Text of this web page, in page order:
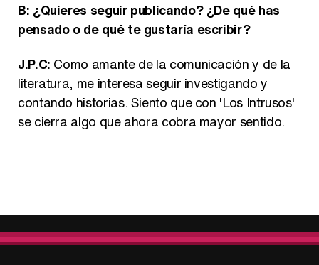
B: ¿Quieres seguir publicando? ¿De qué has
pensado o de qué te gustaría escribir?
J.P.C: Como amante de la comunicación y de la
literatura, me interesa seguir investigando y
contando historias. Siento que con 'Los Intrusos'
se cierra algo que ahora cobra mayor sentido.